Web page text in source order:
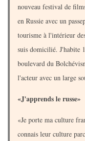
nouveau festival de
en Russie avec un
tourisme à l'intérieur
suis domicilié. J'habite
boulevard du
l'acteur avec un large
«J'apprends le russe»
«Je porte ma culture
connais leur culture